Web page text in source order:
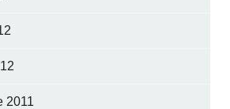
2011